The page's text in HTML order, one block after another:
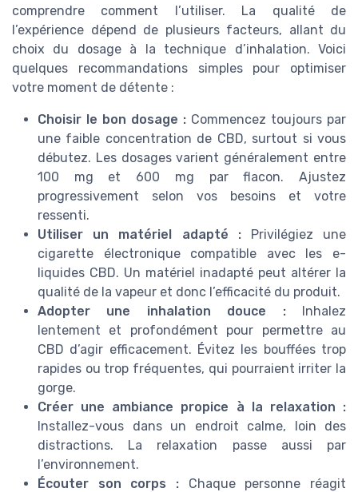
comprendre comment l’utiliser. La qualité de
l’expérience dépend de plusieurs facteurs, allant du
choix du dosage à la technique d’inhalation. Voici
quelques recommandations simples pour optimiser
votre moment de détente :
Choisir le bon dosage : Commencez toujours par
une faible concentration de CBD, surtout si vous
débutez. Les dosages varient généralement entre
100 mg et 600 mg par flacon. Ajustez
progressivement selon vos besoins et votre
ressenti.
Utiliser un matériel adapté :Privilégiez une
cigarette électronique compatible avec les e-
liquides CBD. Un matériel inadapté peut altérer la
qualité de la vapeur et donc l’efficacité du produit.
Adopter une inhalation douce :Inhalez
lentement et profondément pour permettre au
CBD d’agir efficacement. Évitez les bouffées trop
rapides ou trop fréquentes, qui pourraient irriter la
gorge.
Créer une ambiance propice à la relaxation :
Installez-vous dans un endroit calme, loin des
distractions. La relaxation passe aussi par
l’environnement.
Écouter son corps : Chaque personne réagit